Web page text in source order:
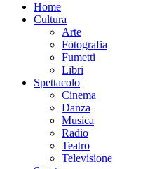
Home
Cultura
Arte
Fotografia
Fumetti
Libri
Spettacolo
Cinema
Danza
Musica
Radio
Teatro
Televisione